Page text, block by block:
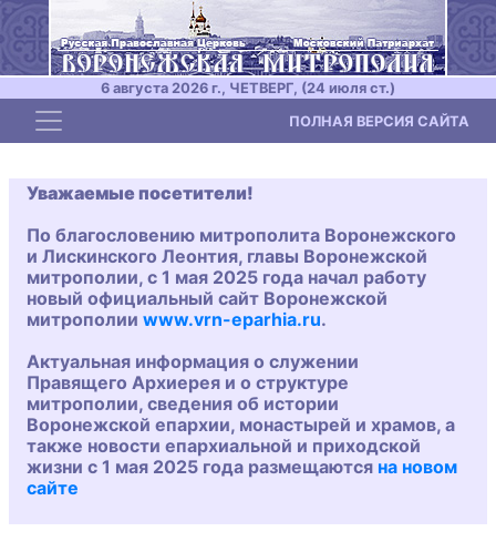
6 августа 2026 г., ЧЕТВЕРГ, (24 июля ст.)
Toggle navigation ПОЛНАЯ ВЕРСИЯ САЙТА
Уважаемые посетители!
По благословению митрополита Воронежского
и Лискинского Леонтия, главы Воронежской
митрополии, с 1 мая 2025 года начал работу
новый официальный сайт Воронежской
митрополии www.vrn-eparhia.ru.
Актуальная информация о служении
Правящего Архиерея и о структуре
митрополии, сведения об истории
Воронежской епархии, монастырей и храмов, а
также новости епархиальной и приходской
жизни с 1 мая 2025 года размещаются на новом
сайте